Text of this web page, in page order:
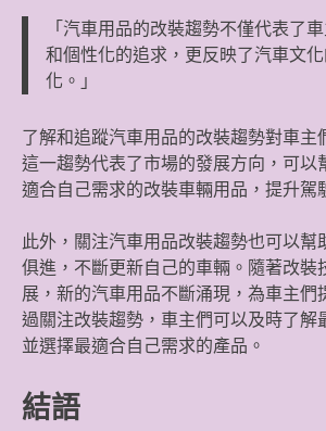
「汽車用品的改裝趨勢不僅代表了
和個性化的追求，更反映了汽車文
化。」
了解和追蹤汽車用品的改裝趨勢對車主
這一趨勢代表了市場的發展方向，可以
適合自己需求的改裝車輛用品，提升駕
此外，關注汽車用品改裝趨勢也可以幫
俱進，不斷更新自己的車輛。隨著改裝
展，新的汽車用品不斷涌現，為車主們
過關注改裝趨勢，車主們可以及時了解
並選擇最適合自己需求的產品。
結語